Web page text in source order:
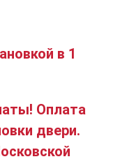
в 1
Оплата
двери.